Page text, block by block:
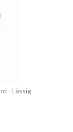
- Lässig